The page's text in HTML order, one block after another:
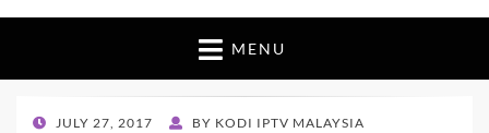
MENU
POSTED
JULY 27, 2017 BY KODI IPTV MALAYSIA